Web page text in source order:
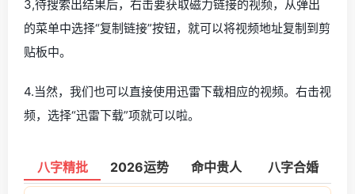
3,待搜索出结果后，右击要获取磁力链接的视频，从弹出
的菜单中选择“复制链接”按钮，就可以将视频地址复制到剪
贴板中。
4.当然，我们也可以直接使用迅雷下载相应的视频。右击视
频，选择“迅雷下载”项就可以啦。
八字精批 2026运势 命中贵人 八字合婚